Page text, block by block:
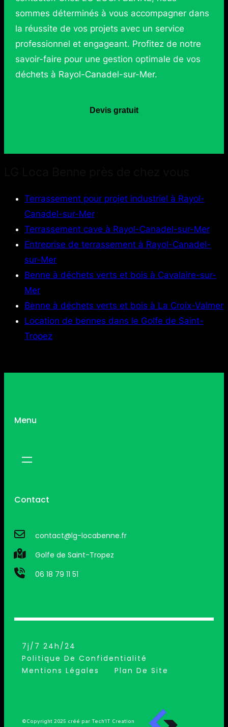
sommes déterminés à vous accompagner dans
la réussite de vos projets avec un service
professionnel et engageant. Profitez de notre
savoir-faire pour une gestion optimale de vos
déchets à Rayol-Canadel-sur-Mer.
Devis gratuit
Terrassement pour projet industriel à Rayol-
Canadel-sur-Mer
Terrassement cave à Rayol-Canadel-sur-Mer
Entreprise de terrassement à Rayol-Canadel-
sur-Mer
Benne à déchets verts et bois à Cavalaire-sur-
Mer
Benne à déchets verts et bois à La Croix-Valmer
Location de bennes dans le Golfe de Saint-
Tropez
Menu
Contact
contact@lg-locabenne.fr
Golfe de Saint-Tropez
06 18 79 11 51
7j/7 24h/24
Politique De Confidentialité
Mentions Légales
Plan De Site
©Copyright 2025 créé par Tech’IT Creation